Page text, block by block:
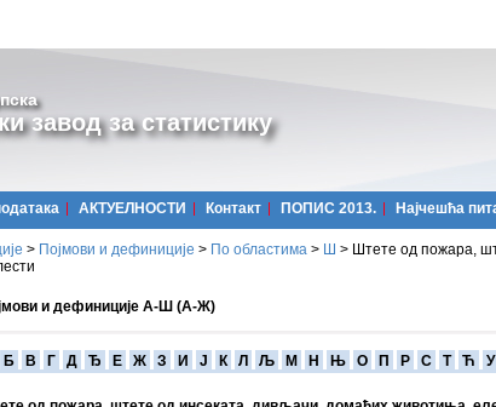
завод за статистику
АКТУЕЛНОСТИ Контакт ПОПИС 2013. Најчешћa
> Појмови и дефиниције > По областима > Ш > Штете од пожара,
и дефиниције А-Ш (А-Ж)
Б В Г Д Ђ Е Ж З И Ј К Л Љ М Н Њ О П Р С Т Ћ У